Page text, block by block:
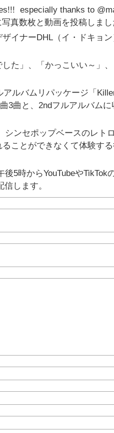
especially thanks to
真数枚と動画を投稿しまし
イナーDHL（イ・ドキョ
た」、「かっこいい～」
ルバムリパッケージ「
3曲と、2ndフルアルバム
ンセポップベースのレト
ことができなくて体験す
5時からYouTubeやTikTok
します。